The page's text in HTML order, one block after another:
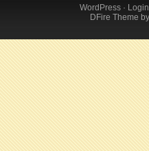
WordPress· Login
DFire Theme